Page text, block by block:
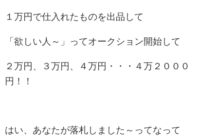
１万円で仕入れたものを出品して
「欲しい人～」ってオークション開始して
２万円、３万円、４万円・・・４万２０００
円！！
はい、あなたが落札しました～ってなって